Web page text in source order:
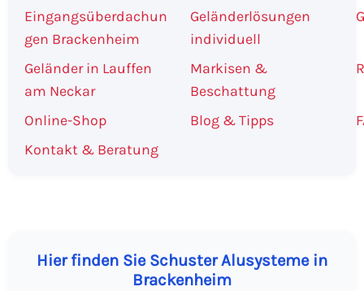
Eingangsüberdachun
gen Brackenheim
Geländerlösungen
individuell
Geländer in Lauffen
am Neckar
Markisen &
Beschattung
Online-Shop Blog & Tipps
Kontakt & Beratung
Hier finden Sie Schuster Alusysteme in
Brackenheim